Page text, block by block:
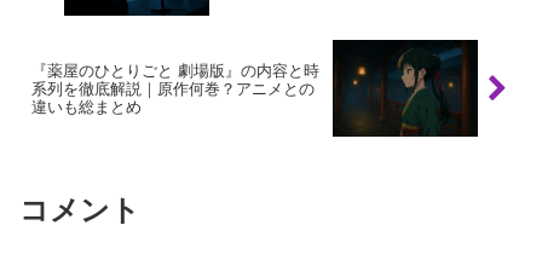
『薬屋のひとりごと 劇場版』の内容と時
系列を徹底解説｜原作何巻？アニメとの
違いも総まとめ
コメント